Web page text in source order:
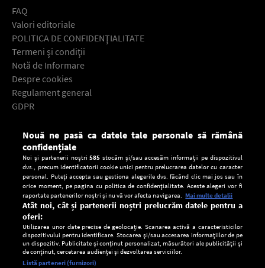
FAQ
Valori editoriale
POLITICA DE CONFIDENŢIALITATE
Termeni şi condiţii
Notă de Informare
Despre cookies
Regulament general
GDPR
Descarcă gratuit aplicaţia Europa FM pentru smartphone:
Setări:
Nouă ne pasă ca datele tale personale să rămână
confidențiale
Noi și partenerii noștri585 stocăm și/sau accesăm informații pe dispozitivul
dvs., precum identificatorii cookie unici pentru prelucrarea datelor cu caracter
personal. Puteți accepta sau gestiona alegerile dvs. făcând clic mai jos sau în
orice moment, pe pagina cu politica de confidențialitate. Aceste alegeri vor fi
raportate partenerilor noștri și nu vă vor afecta navigarea. Mai multe detalii
Atât noi, cât și partenerii noștri prelucrăm datele pentru a
oferi:
Utilizarea unor date precise de geolocație. Scanarea activă a caracteristicilor
dispozitivului pentru identificare. Stocarea și/sau accesarea informațiilor de pe
un dispozitiv. Publicitate și conținut personalizat, măsurători ale publicității și
de conținut, cercetarea audienței și dezvoltarea serviciilor.
Listă parteneri (furnizori)